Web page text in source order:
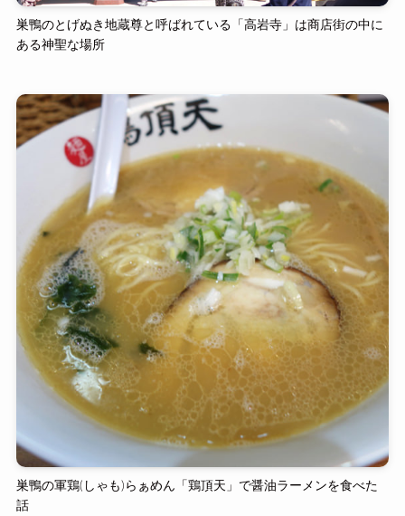
巣鴨のとげぬき地蔵尊と呼ばれている「高岩寺」は商店街の中に
ある神聖な場所
巣鴨の軍鶏(しゃも)らぁめん「鶏頂天」で醤油ラーメンを食べた
話